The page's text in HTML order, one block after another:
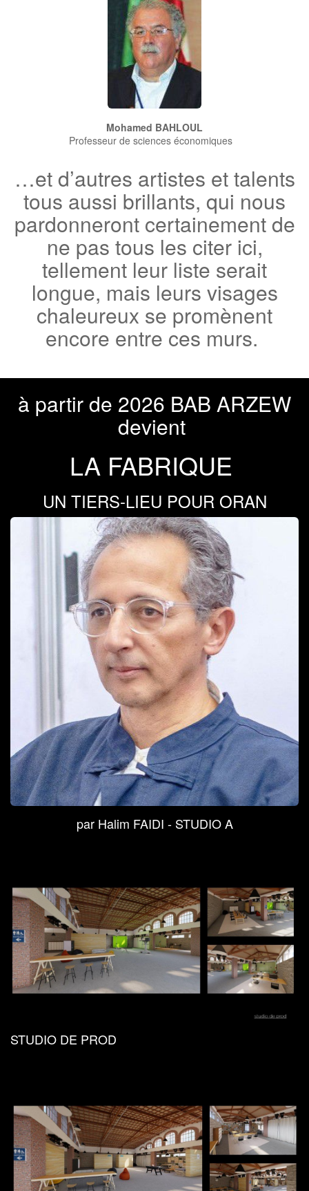
Mohamed BAHLOUL
Professeur de sciences économiques
…et d’autres artistes et talents
tous aussi brillants, qui nous
pardonneront certainement de
ne pas tous les citer ici,
tellement leur liste serait
longue, mais leurs visages
chaleureux se promènent
encore entre ces murs.
à partir de 2026 BAB ARZEW
devient
LA FABRIQUE
UN TIERS-LIEU POUR ORAN
par Halim FAIDI - STUDIO A
STUDIO DE PROD